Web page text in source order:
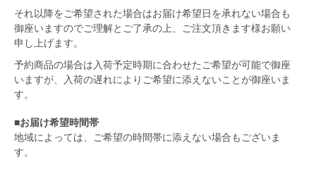
それ以降をご希望された場合はお届け希望日を承れない場合も
御座いますのでご理解とご了承の上、ご注文頂きます様お願い
申し上げます。
予約商品の場合は入荷予定時期に合わせたご希望が可能で御座
いますが、入荷の遅れによりご希望に添えないことが御座いま
す。
■お届け希望時間帯
地域によっては、ご希望の時間帯に添えない場合もございま
す。